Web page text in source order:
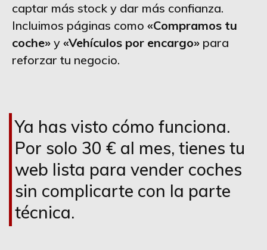
captar más stock y dar más confianza.
Incluimos páginas como «Compramos tu
coche» y «Vehículos por encargo» para
reforzar tu negocio.
Ya has visto cómo funciona.
Por solo 30 € al mes, tienes tu
web lista para vender coches
sin complicarte con la parte
técnica.